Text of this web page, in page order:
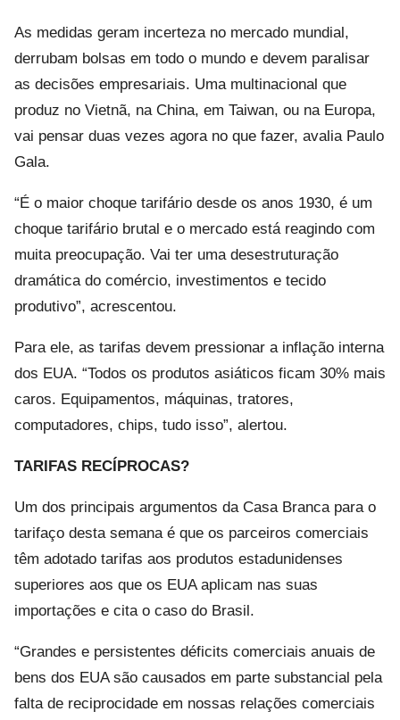
As medidas geram incerteza no mercado mundial,
derrubam bolsas em todo o mundo e devem paralisar
as decisões empresariais. Uma multinacional que
produz no Vietnã, na China, em Taiwan, ou na Europa,
vai pensar duas vezes agora no que fazer, avalia Paulo
Gala.
“É o maior choque tarifário desde os anos 1930, é um
choque tarifário brutal e o mercado está reagindo com
muita preocupação. Vai ter uma desestruturação
dramática do comércio, investimentos e tecido
produtivo”, acrescentou.
Para ele, as tarifas devem pressionar a inflação interna
dos EUA. “Todos os produtos asiáticos ficam 30% mais
caros. Equipamentos, máquinas, tratores,
computadores, chips, tudo isso”, alertou.
TARIFAS RECÍPROCAS?
Um dos principais argumentos da Casa Branca para o
tarifaço desta semana é que os parceiros comerciais
têm adotado tarifas aos produtos estadunidenses
superiores aos que os EUA aplicam nas suas
importações e cita o caso do Brasil.
“Grandes e persistentes déficits comerciais anuais de
bens dos EUA são causados ​​em parte substancial pela
falta de reciprocidade em nossas relações comerciais